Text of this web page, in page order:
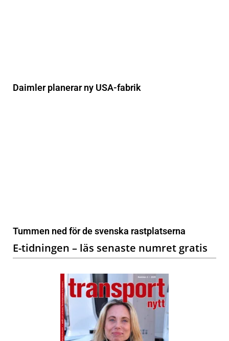
Daimler planerar ny USA-fabrik
Tummen ned för de svenska rastplatserna
E-tidningen – läs senaste numret gratis